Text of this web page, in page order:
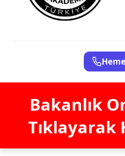
Bakanlık
Tıklayarak